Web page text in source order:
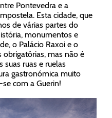
Pontevedra e a
Esta cidade, que
de várias partes do
monumentos e
o Palácio Raxoi e o
obrigatórias, mas não é
suas ruas e ruelas
gastronómica muito
com a Guerin!